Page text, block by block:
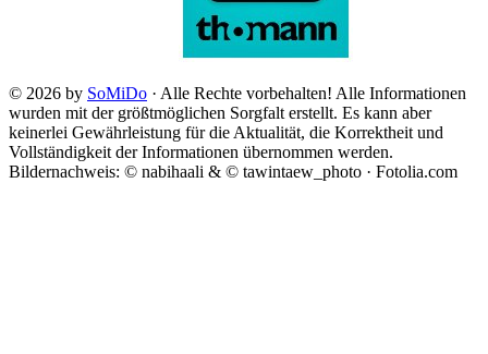
© 2026 by SoMiDo · Alle Rechte vorbehalten! Alle Informationen
wurden mit der größtmöglichen Sorgfalt erstellt. Es kann aber
keinerlei Gewährleistung für die Aktualität, die Korrektheit und
Vollständigkeit der Informationen übernommen werden.
Bildernachweis: © nabihaali & © tawintaew_photo · Fotolia.com